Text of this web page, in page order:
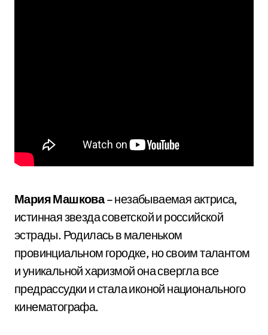
Мария Машкова– незабываемая актриса,
истинная звезда советской и российской
эстрады. Родилась в маленьком
провинциальном городке, но своим талантом
и уникальной харизмой она свергла все
предрассудки и стала иконой национального
кинематографа.